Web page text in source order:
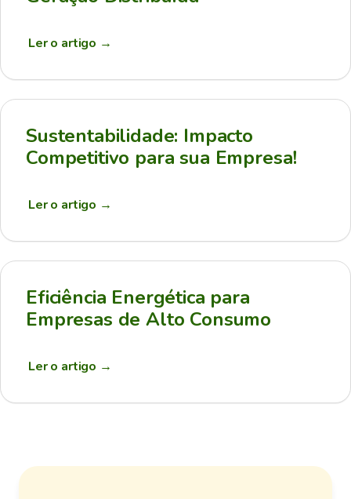
Ler o artigo →
Sustentabilidade: Impacto
Competitivo para sua Empresa!
Ler o artigo →
Eficiência Energética para
Empresas de Alto Consumo
Ler o artigo →